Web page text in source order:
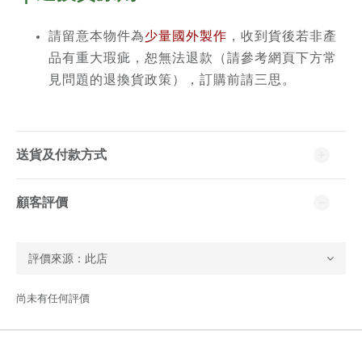
請留意本物件為少量國外製作 ，收到貨後若非產
品有重大瑕疵，恕無法退款（請參考網頁下方常
見問題的退換貨政策），訂購前請三思。
送貨及付款方式
顧客評價
尚未有任何評價